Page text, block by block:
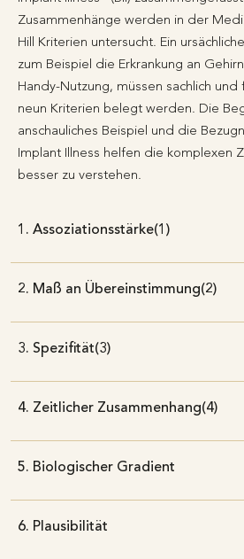
Zusammenhänge werden in der
Hill Kriterien untersucht. Ein
zum Beispiel die Erkrankung an
Handy-Nutzung, müssen sachlich
neun Kriterien belegt werden. Die
anschauliches Beispiel und die
Implant Illness helfen die komplexen
besser zu verstehen.
1. Assoziationsstärke(1)
2. Maß an Übereinstimmung(2)
3. Spezifität(3)
4. Zeitlicher Zusammenhang(4)
5. Biologischer Gradient
6. Plausibilität